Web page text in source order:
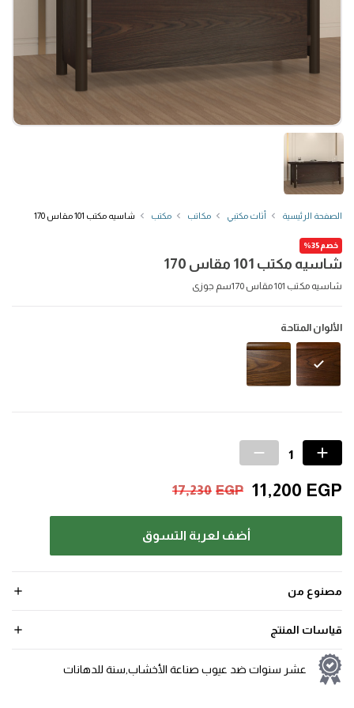
الصفحة الرئيسية أثاث مكتبي مكاتب مكتب شاسيه مكتب 101 مقاس 170
شاسيه مكتب 101 مقاس 170
خصم35%
شاسيه مكتب 101 مقاس 170سم جوزى
الألوان المتاحة
17,230 EGP 11,200 EGP
أضف لعربة التسوق
مصنوع من
قياسات المنتج
عشر سنوات ضد عيوب صناعة الأخشاب,سنة للدهانات